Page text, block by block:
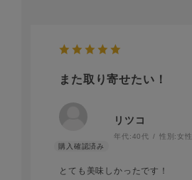
また取り寄せたい！
リツコ
年代:40代 性別:女性
とても美味しかったです！